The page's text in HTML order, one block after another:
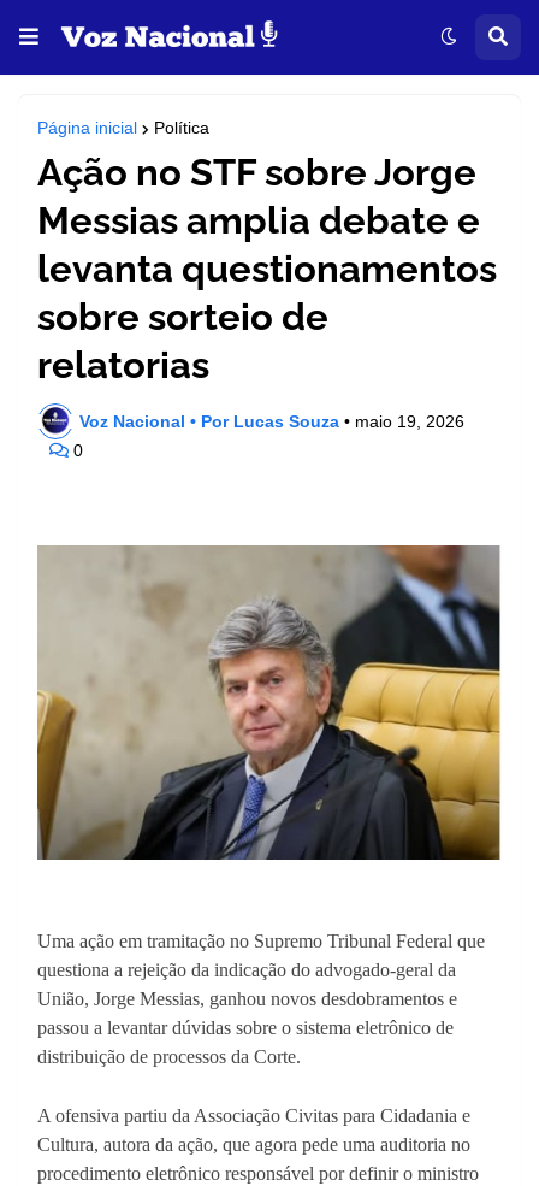
Página inicial Política
Ação no STF sobre Jorge
Messias amplia debate e
levanta questionamentos
sobre sorteio de
relatorias
Voz Nacional • Por Lucas Souza • maio 19, 2026
0
Uma ação em tramitação no Supremo Tribunal Federal que
questiona a rejeição da indicação do advogado-geral da
União, Jorge Messias, ganhou novos desdobramentos e
passou a levantar dúvidas sobre o sistema eletrônico de
distribuição de processos da Corte.
A ofensiva partiu da Associação Civitas para Cidadania e
Cultura, autora da ação, que agora pede uma auditoria no
procedimento eletrônico responsável por definir o ministro